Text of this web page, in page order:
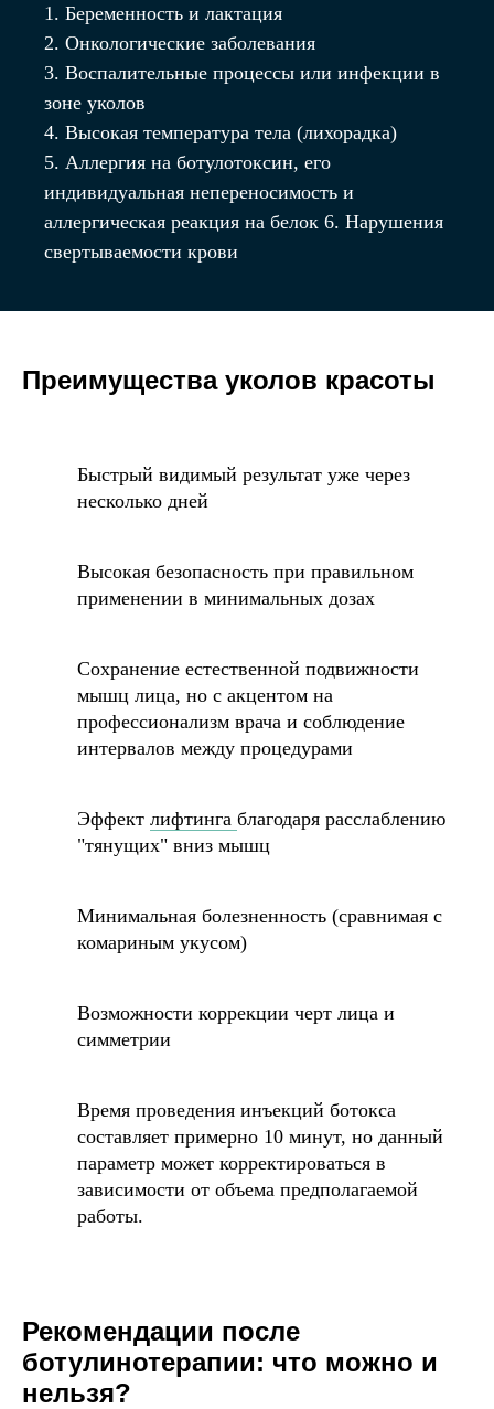
1. Беременность и лактация
2. Онкологические заболевания
3. Воспалительные процессы или инфекции в
зоне уколов
4. Высокая температура тела (лихорадка)
5. Аллергия на ботулотоксин, его
индивидуальная непереносимость и
аллергическая реакция на белок 6. Нарушения
свертываемости крови
Преимущества уколов красоты
Быстрый видимый результат уже через
несколько дней
Высокая безопасность при правильном
применении в минимальных дозах
Сохранение естественной подвижности
мышц лица, но с акцентом на
профессионализм врача и соблюдение
интервалов между процедурами
Эффект лифтинга благодаря расслаблению
"тянущих" вниз мышц
Минимальная болезненность (сравнимая с
комариным укусом)
Возможности коррекции черт лица и
симметрии
Время проведения инъекций ботокса
составляет примерно 10 минут, но данный
параметр может корректироваться в
зависимости от объема предполагаемой
работы.
Рекомендации после
ботулинотерапии: что можно и
нельзя?
Вся представляемая информация на сайте
офертой, определяемой положениями Статьи
437 (2) Гражданского кодекса Российской
ИМЕЮТСЯ ПРОТИВОПОКАЗАНИЯ,
НЕОБХОДИМА КОНСУЛЬТАЦИЯ
Политика конфеденциальности
Согласие на обработку персональных данных
Политика обработки персональных данных
Версия для
слабовидящих
660077, г. Красноярск,
График работы
пн.-пт. 08:00–21:00,
вс. – ВЫХОДНОЙ
660077, г. Красноярск,
ул. Алексеева, д. 34
пн.-пт. 08:00-21:00,
вс. — ВЫХОДНОЙ
Лицензия № Л041-01019-
24/00323533 от 31.05.2019
ООО "Тебе"
Лицензия № Л041-01019-
24/03918198 от 05.12.2025